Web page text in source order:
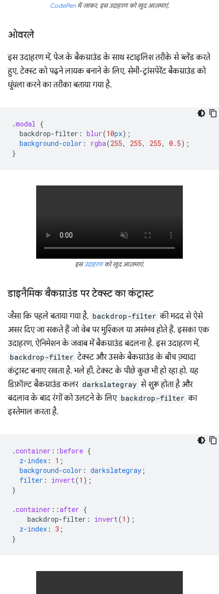
CodePenमें जाकर, इस उदाहरण को खुद आज़माएं.
ओवरले
इस उदाहरण में, पेज के बैकग्राउंड के साथ स्टाइलिश तरीके से ब्लेंड करते
हुए, टेक्स्ट को पढ़ने लायक बनाने के लिए, सेमी-ट्रांसपेरेंट बैकग्राउंड को
धुंधला करने का तरीका बताया गया है.
.modal {
backdrop-filter : blur(10px);
background-color : rgba(255, 255, 255, 0.5);
}
इसउदाहरणको खुद आज़माएं.
डाइनैमिक बैकग्राउंड पर टेक्स्ट का कंट्रास्ट
जैसा कि पहले बताया गया है, backdrop-filter की मदद से ऐसे
असर दिए जा सकते हैं जो वेब पर मुश्किल या असंभव होते हैं. इसका एक
उदाहरण, ऐनिमेशन के जवाब में बैकग्राउंड बदलना है. इस उदाहरण में,
backdrop-filter टेक्स्ट और उसके बैकग्राउंड के बीच ज़्यादा
कंट्रास्ट बनाए रखता है. भले ही, टेक्स्ट के पीछे कुछ भी हो रहा हो. यह
डिफ़ॉल्ट बैकग्राउंड कलर darkslategray से शुरू होता है और
बदलाव के बाद रंगों को उलटने के लिए backdrop-filter का
इस्तेमाल करता है.
.container ::before {
z-index : 1 ;
background-color : darkslategray ;
filter : invert(1 );
}
.container ::after {
backdrop-filter : invert(1 );
z-index : 3 ;
}